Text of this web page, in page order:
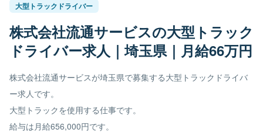
大型トラックドライバー
株式会社流通サービスの大型トラック
ドライバー求人｜埼玉県｜月給66万円
株式会社流通サービスが埼玉県で募集する大型トラックドライバ
ー求人です。
大型トラックを使用する仕事です。
給与は月給656,000円です。